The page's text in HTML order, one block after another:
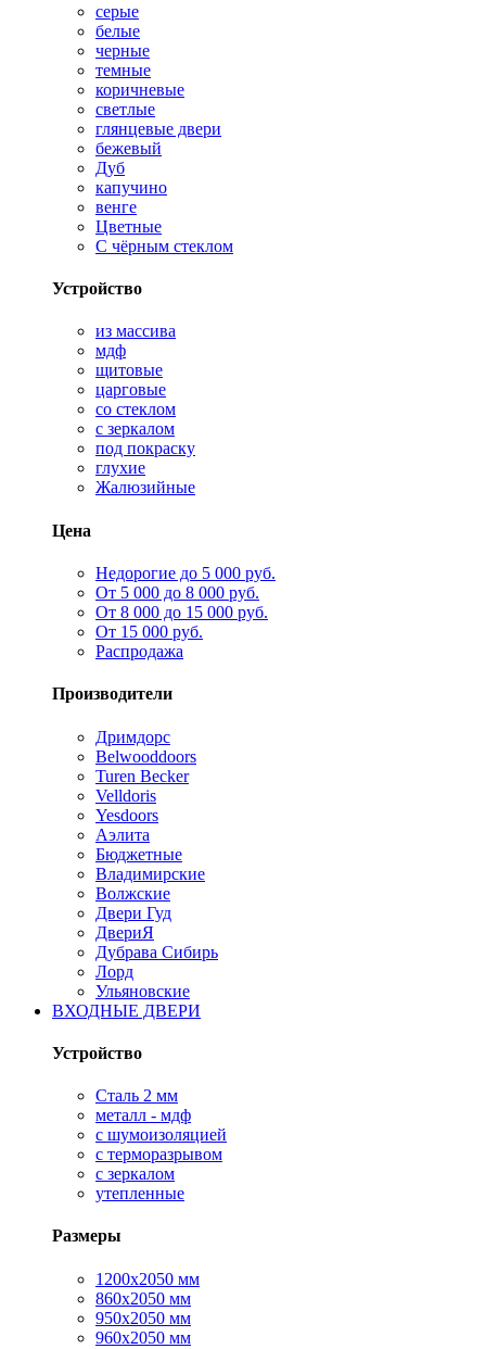
серые
белые
черные
темные
коричневые
светлые
глянцевые двери
бежевый
Дуб
капучино
венге
Цветные
С чёрным стеклом
Устройство
из массива
мдф
щитовые
царговые
со стеклом
с зеркалом
под покраску
глухие
Жалюзийные
Цена
Недорогие до 5 000 руб.
От 5 000 до 8 000 руб.
От 8 000 до 15 000 руб.
От 15 000 руб.
Распродажа
Производители
Дримдорс
Belwooddoors
Turen Becker
Velldoris
Yesdoors
Аэлита
Бюджетные
Владимирские
Волжские
Двери Гуд
ДвериЯ
Дубрава Сибирь
Лорд
Ульяновские
ВХОДНЫЕ ДВЕРИ
Устройство
Сталь 2 мм
металл - мдф
с шумоизоляцией
с терморазрывом
с зеркалом
утепленные
Размеры
1200х2050 мм
860х2050 мм
950х2050 мм
960х2050 мм